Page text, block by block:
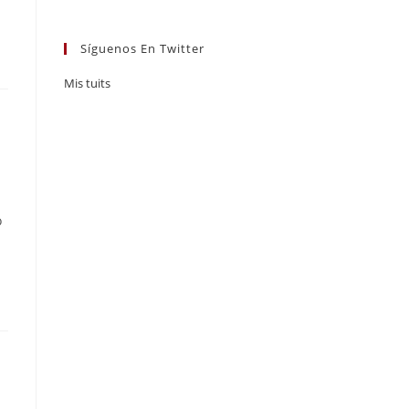
Síguenos En Twitter
Mis tuits